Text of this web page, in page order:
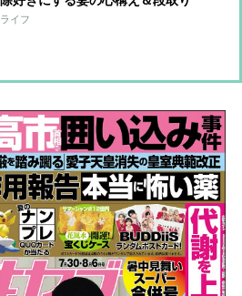
「“やって”ではなく“助けてほしい”と
ライフ